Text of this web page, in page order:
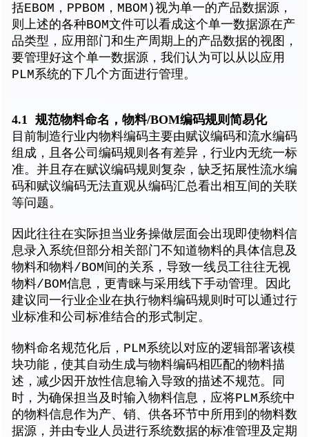
括EBOM，PPBOM，MBOM)视为单一的产品数据源，
则上述的各种BOM文件可以看成这个单一数据源在产
品类型，应用部门和生产周期上的产品数据的视图，
要管理好这个单一数据源，我们认为可以从以应用
PLM系统的下几个方面进行管理。
4.1
规范物料命名，物料/BOM编码规则简易化
目前制造行业内物料编码主要由赋议编码和流水编码
组成，且各公司编码规则各有差异，行业内无统一标
准。并且存在赋议编码规则复杂，缺乏拓展性流水编
码和赋议编码无法直观从编码汇总看出相互间的关联
等问题。
因此往往在实际担当业务操做层面会出现即使物料信
息录入系统但部分相关部门不知道物料的具体信息及
物料和物料/BOM间的关系，导致一线员工往往无视
物料/BOM信息，更青睐与采用线下手动管理。因此
建议同一行业企业在执行物料编码规则时可以通过行
业标准和公司标准结合的形式制定。
物料命名规范化后，PLM系统以对应的逻辑部署该模
块功能，使其自动生成与物料编码相匹配的物料描
述，减少因开放性信息输入导致的描述不规范。同
时，为确保担当及时输入物料信息，应将PLM系统中
的物料信息作为产、销、供各环节中所用到的物料数
据源，并由专业人员进行系统数据的标准管理及定期